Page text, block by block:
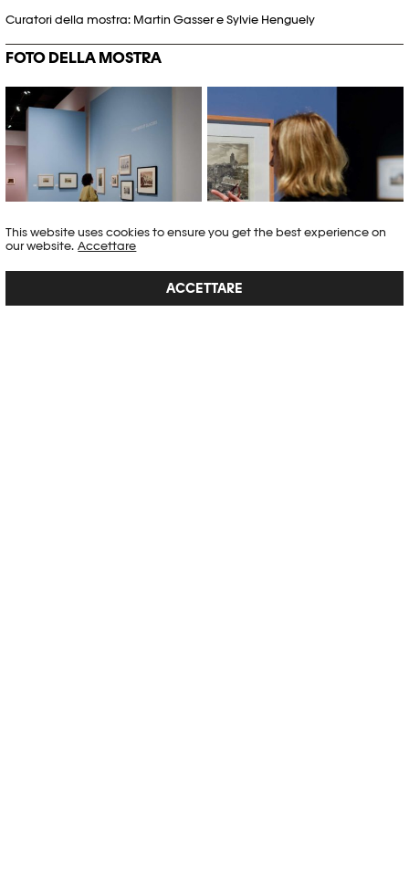
This website uses cookies to ensure you get the best experience on
our website. Accettare
ACCETTARE
Curatori della mostra: Martin Gasser e Sylvie Henguely
FOTO DELLA MOSTRA
© Mathilda Olmi /Photo Elysée
/Plateforme 10
/Plateforme 10
© Mathilda Olmi /Photo Elysée
/Plateforme 10
© Mathilda Olmi /Photo Elysée
/Plateforme 10